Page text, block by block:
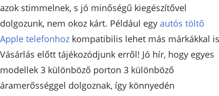
azok stimmelnek, s jó minőségű kiegészítővel
dolgozunk, nem okoz kárt. Például egy autós töltő
Apple telefonhoz kompatibilis lehet más márkákkal
Vásárlás előtt tájékozódjunk erről! Jó hír, hogy egyes
modellek 3 különböző porton 3 különböző
áramerősséggel dolgoznak, így könnyedén